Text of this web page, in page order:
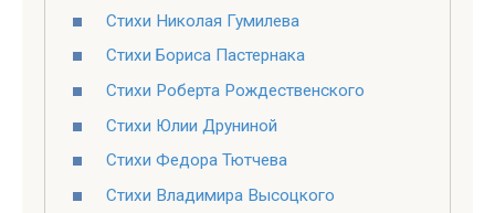
Стихи Николая Гумилева
Стихи Бориса Пастернака
Стихи Роберта Рождественского
Стихи Юлии Друниной
Стихи Федора Тютчева
Стихи Владимира Высоцкого